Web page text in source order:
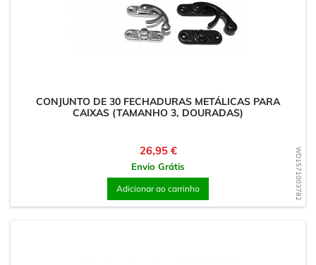
WD1571003782
CONJUNTO DE 30 FECHADURAS METÁLICAS PARA
CAIXAS (TAMANHO 3, DOURADAS)
Preço
26,95 €
Envio Grátis
Adicionar ao carrinho